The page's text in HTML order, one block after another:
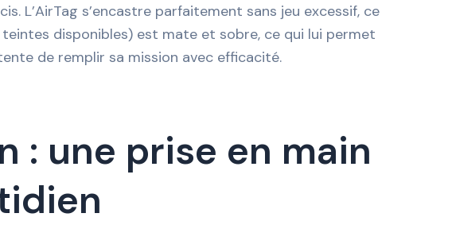
L’AirTag s’encastre parfaitement sans jeu excessif, ce
disponibles) est mate et sobre, ce qui lui permet
de remplir sa mission avec efficacité.
: une prise en main